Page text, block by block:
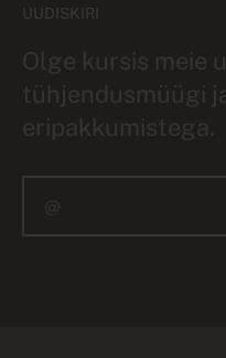
UUDISKIRI
Olge kursis meie
tühjendusmüügi
eripakkumistega.